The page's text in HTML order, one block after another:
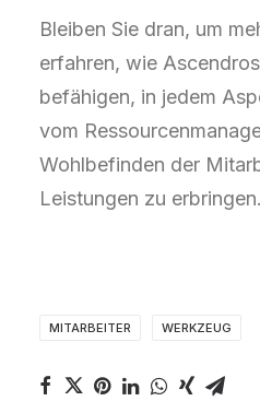
Bleiben Sie dran, um
erfahren, wie
befähigen, in jedem
vom
Wohlbefinden der
Leistungen zu erbringen.
MITARBEITER WERKZEUG